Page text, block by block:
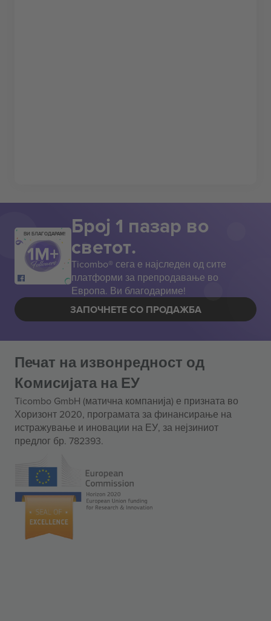
ВИ БЛАГОДАРАМ! Број 1 пазар во
светот.
Ticombo® сега е најследен од сите
платформи за препродавање во
Европа. Ви благодариме!
ЗАПОЧНЕТЕ СО ПРОДАЖБА
Печат на извонредност од
Комисијата на ЕУ
Ticombo GmbH (матична компанија) е призната во
Хоризонт 2020, програмата за финансирање на
истражување и иновации на ЕУ, за нејзиниот
предлог бр. 782393.